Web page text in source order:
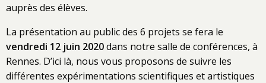
auprès des élèves.
La présentation au public des 6 projets se fera le
vendredi 12 juin 2020dans notre salle de conférences, à
Rennes. D’ici là, nous vous proposons de suivre les
différentes expérimentations scientifiques et artistiques